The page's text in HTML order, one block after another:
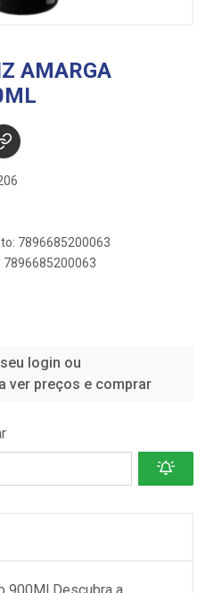
AMARGA
7896685200063
7896685200063
login ou
ver preços e comprar